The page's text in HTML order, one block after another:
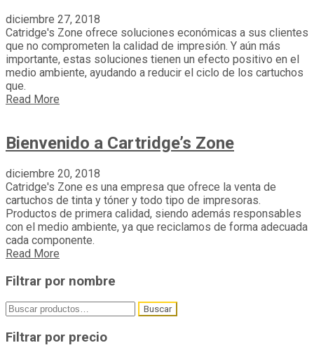
diciembre 27, 2018
Catridge's Zone ofrece soluciones económicas a sus clientes
que no comprometen la calidad de impresión. Y aún más
importante, estas soluciones tienen un efecto positivo en el
medio ambiente, ayudando a reducir el ciclo de los cartuchos
que.
Read More
Bienvenido a Cartridge’s Zone
diciembre 20, 2018
Catridge's Zone es una empresa que ofrece la venta de
cartuchos de tinta y tóner y todo tipo de impresoras.
Productos de primera calidad, siendo además responsables
con el medio ambiente, ya que reciclamos de forma adecuada
cada componente.
Read More
Filtrar por nombre
Buscar
Buscar
Filtrar por precio